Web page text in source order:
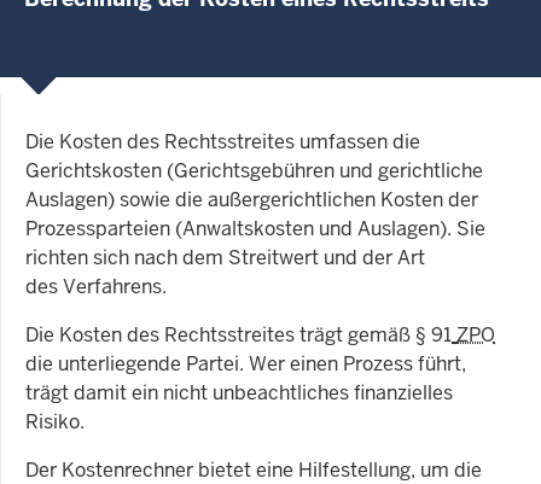
Die Kosten des Rechtsstreites umfassen die
Gerichtskosten (Gerichtsgebühren und gerichtliche
Auslagen) sowie die außergerichtlichen Kosten der
Prozessparteien (Anwaltskosten und Auslagen). Sie
richten sich nach dem Streitwert und der Art
des Verfahrens.
Die Kosten des Rechtsstreites trägt gemäß § 91ZPO
die unterliegende Partei. Wer einen Prozess führt,
trägt damit ein nicht unbeachtliches finanzielles
Risiko.
Der Kostenrechner bietet eine Hilfestellung, um die